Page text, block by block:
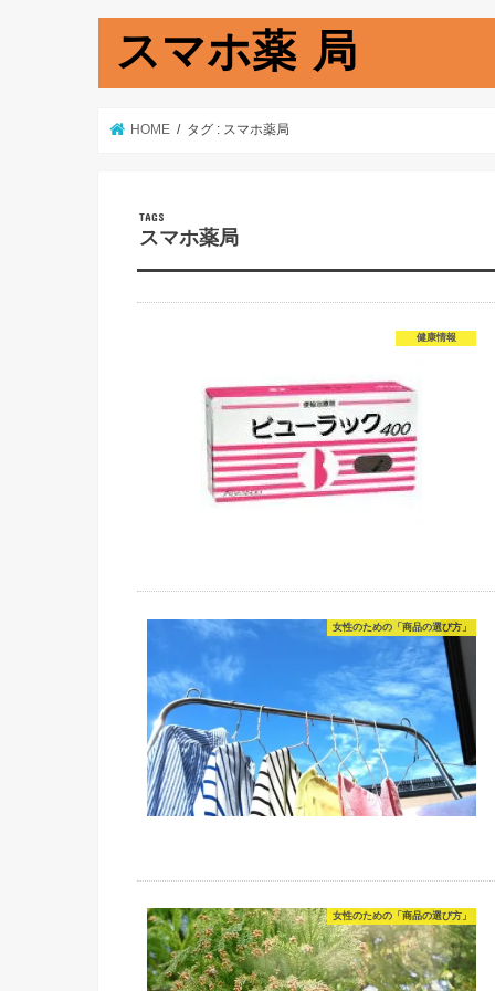
スマホ薬 局
HOME タグ : スマホ薬局
スマホ薬局
健康情報
女性のための「商品の選び方」
女性のための「商品の選び方」